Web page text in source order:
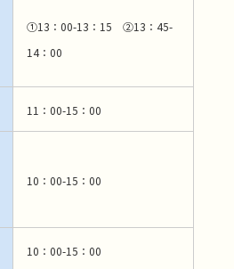
①13：00-13：15 ②13：45-
14：00
11：00-15：00
10：00-15：00
10：00-15：00